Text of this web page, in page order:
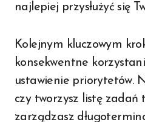
najlepiej przysłużyć się
Kolejnym kluczowym
konsekwentne
ustawienie priorytetów.
czy tworzysz listę zadań
zarządzasz